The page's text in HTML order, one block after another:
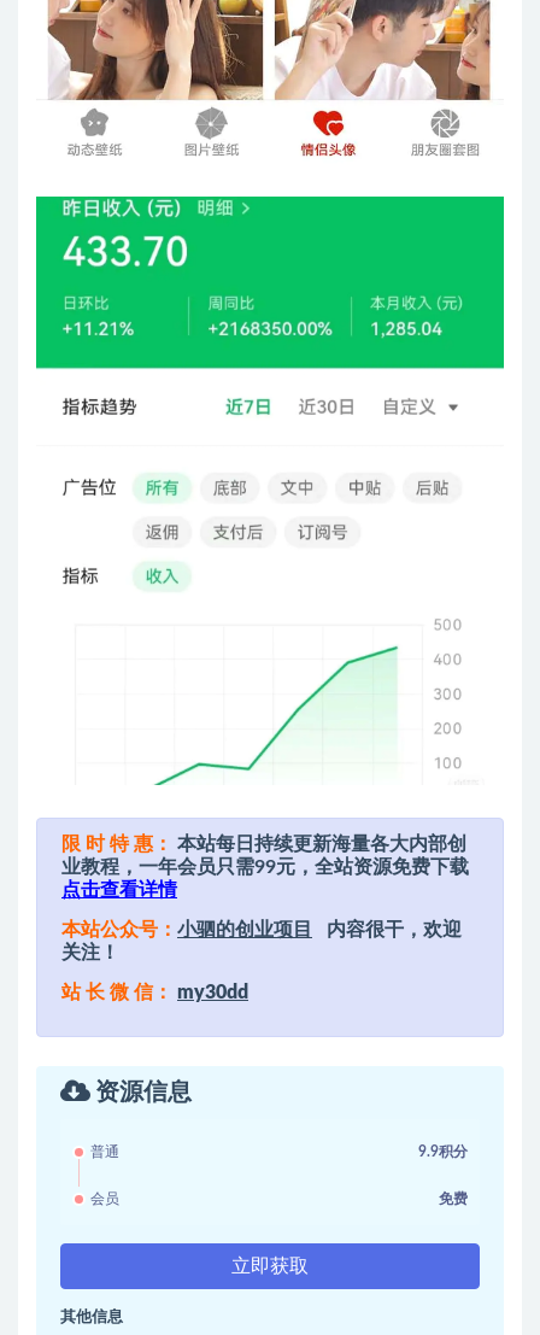
限 时 特 惠：
本站每日持续更新海量各大内部创
业教程，一年会员只需99元，全站资源免费下载
点击查看详情
本站公众号： 小驷的创业项目
内容很干，欢迎
关注！
站 长 微 信： my30dd
资源信息
普通 9.9积分
会员 免费
立即获取
其他信息